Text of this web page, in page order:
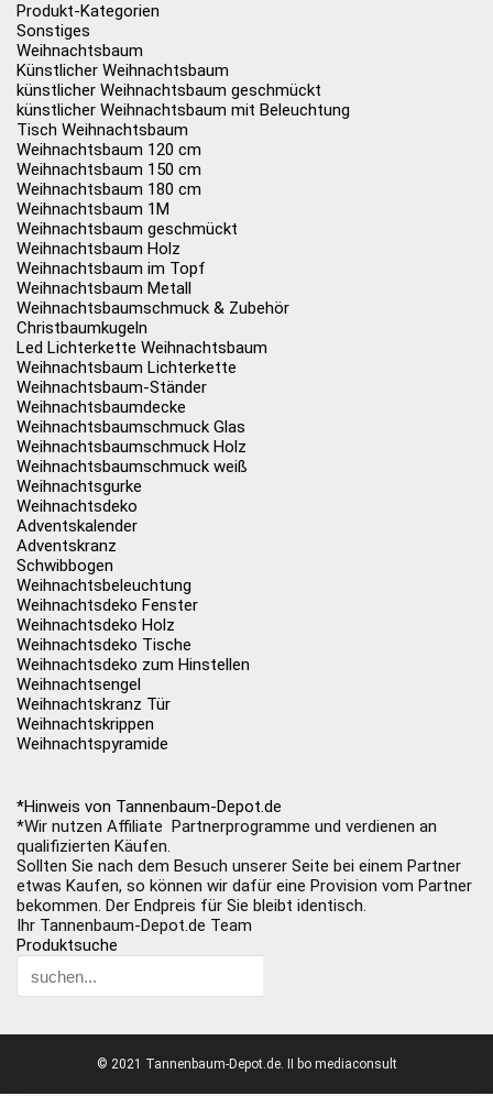
Produkt-Kategorien
Sonstiges
Weihnachtsbaum
Künstlicher Weihnachtsbaum
künstlicher Weihnachtsbaum geschmückt
künstlicher Weihnachtsbaum mit Beleuchtung
Tisch Weihnachtsbaum
Weihnachtsbaum 120 cm
Weihnachtsbaum 150 cm
Weihnachtsbaum 180 cm
Weihnachtsbaum 1M
Weihnachtsbaum geschmückt
Weihnachtsbaum Holz
Weihnachtsbaum im Topf
Weihnachtsbaum Metall
Weihnachtsbaumschmuck & Zubehör
Christbaumkugeln
Led Lichterkette Weihnachtsbaum
Weihnachtsbaum Lichterkette
Weihnachtsbaum-Ständer
Weihnachtsbaumdecke
Weihnachtsbaumschmuck Glas
Weihnachtsbaumschmuck Holz
Weihnachtsbaumschmuck weiß
Weihnachtsgurke
Weihnachtsdeko
Adventskalender
Adventskranz
Schwibbogen
Weihnachtsbeleuchtung
Weihnachtsdeko Fenster
Weihnachtsdeko Holz
Weihnachtsdeko Tische
Weihnachtsdeko zum Hinstellen
Weihnachtsengel
Weihnachtskranz Tür
Weihnachtskrippen
Weihnachtspyramide
*Hinweis von Tannenbaum-Depot.de
*Wir nutzen Affiliate Partnerprogramme und verdienen an
qualifizierten Käufen.
Sollten Sie nach dem Besuch unserer Seite bei einem Partner
etwas Kaufen, so können wir dafür eine Provision vom Partner
bekommen. Der Endpreis für Sie bleibt identisch.
Ihr Tannenbaum-Depot.de Team
Produktsuche
© 2021 Tannenbaum-Depot.de. II bo mediaconsult